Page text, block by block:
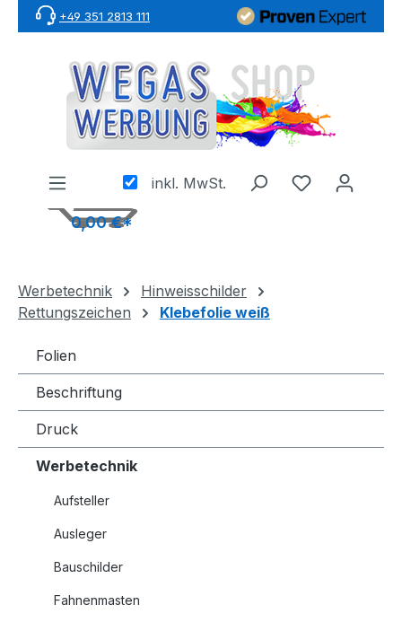
Zum Hauptinhalt springen
+49 351 2813 111
inkl. MwSt.
0,00 €*
Werbetechnik
Hinweisschilder
Rettungszeichen
Klebefolie weiß
Folien
Beschriftung
Druck
Werbetechnik
Aufsteller
Ausleger
Bauschilder
Fahnenmasten